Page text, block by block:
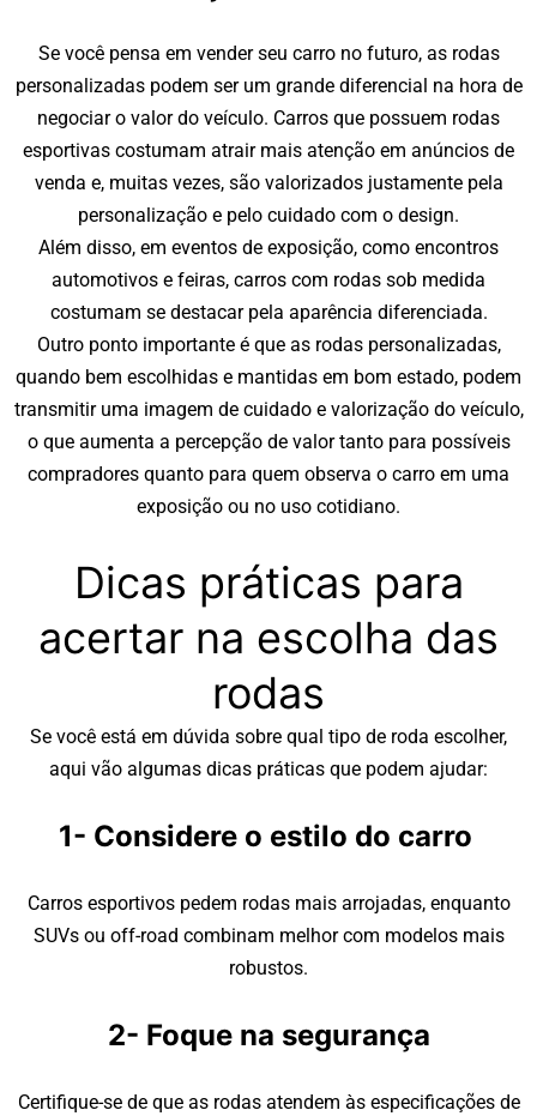
Se você pensa em vender seu carro no futuro, as rodas
personalizadas podem ser um grande diferencial na hora de
negociar o valor do veículo. Carros que possuem rodas
esportivas costumam atrair mais atenção em anúncios de
venda e, muitas vezes, são valorizados justamente pela
personalização e pelo cuidado com o design.
Além disso, em eventos de exposição, como encontros
automotivos e feiras, carros com rodas sob medida
costumam se destacar pela aparência diferenciada.
Outro ponto importante é que as rodas personalizadas,
quando bem escolhidas e mantidas em bom estado, podem
transmitir uma imagem de cuidado e valorização do veículo,
o que aumenta a percepção de valor tanto para possíveis
compradores quanto para quem observa o carro em uma
exposição ou no uso cotidiano.
Dicas práticas para
acertar na escolha das
rodas
Se você está em dúvida sobre qual tipo de roda escolher,
aqui vão algumas dicas práticas que podem ajudar:
1- Considere o estilo do carro
Carros esportivos pedem rodas mais arrojadas, enquanto
SUVs ou off-road combinam melhor com modelos mais
robustos.
2- Foque na segurança
Certifique-se de que as rodas atendem às especificações de